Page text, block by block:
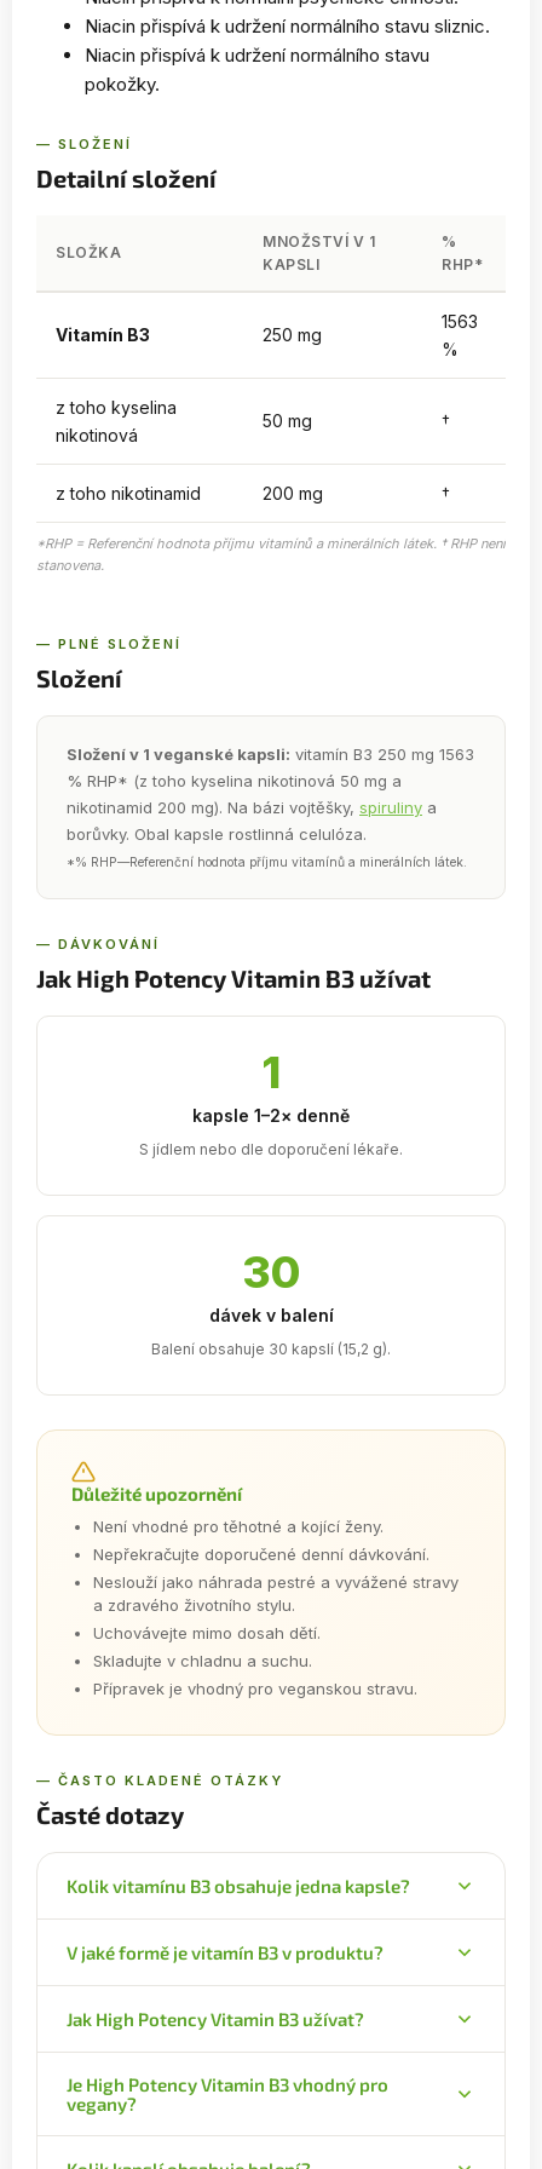
Niacin přispívá k udržení normálního stavu sliznic.
Niacin přispívá k udržení normálního stavu
pokožky.
— SLOŽENÍ
Detailní složení
SLOŽKA
MNOŽSTVÍ V 1
KAPSLI
%
RHP*
Vitamín B3 250 mg
1563
%
z toho kyselina
nikotinová
50 mg †
z toho nikotinamid 200 mg †
*RHP = Referenční hodnota příjmu vitamínů a minerálních látek. † RHP není
stanovena.
— PLNÉ SLOŽENÍ
Složení
Složení v 1 veganské kapsli: vitamín B3 250 mg 1563
% RHP* (z toho kyselina nikotinová 50 mg a
nikotinamid 200 mg). Na bázi vojtěšky, spiruliny a
borůvky. Obal kapsle rostlinná celulóza.
*% RHP—Referenční hodnota příjmu vitamínů a minerálních látek.
— DÁVKOVÁNÍ
Jak High Potency Vitamin B3 užívat
1
kapsle 1–2× denně
S jídlem nebo dle doporučení lékaře.
30
dávek v balení
Balení obsahuje 30 kapslí (15,2 g).
Důležité upozornění
Není vhodné pro těhotné a kojící ženy.
Nepřekračujte doporučené denní dávkování.
Neslouží jako náhrada pestré a vyvážené stravy
a zdravého životního stylu.
Uchovávejte mimo dosah dětí.
Skladujte v chladnu a suchu.
Přípravek je vhodný pro veganskou stravu.
— ČASTO KLADENÉ OTÁZKY
Časté dotazy
Kolik vitamínu B3 obsahuje jedna kapsle?
B3 (1563 % RHP), z toho 50 mg kyseliny nikotinové
a 200 mg nikotinamidu.
V jaké formě je vitamín B3 v produktu?
aktivní formy vitamínu B3 – kyselinu nikotinovou a
nikotinamid. Tyto dvě formy podporují v těle
odlišné funkce.
Jak High Potency Vitamin B3 užívat?
doporučení lékaře. Balení obsahuje 30 dávek.
Je High Potency Vitamin B3 vhodný pro
vegany?